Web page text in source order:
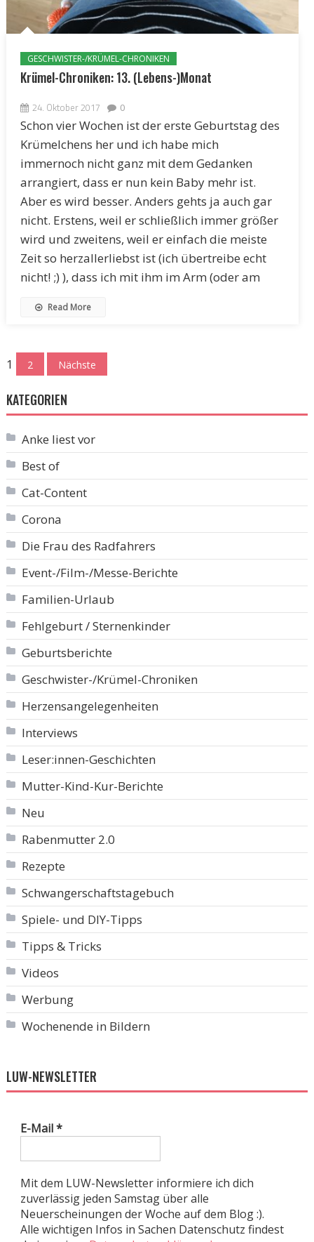
GESCHWISTER-/KRÜMEL-CHRONIKEN
Krümel-Chroniken: 13. (Lebens-)Monat
24. Oktober 2017 0
Schon vier Wochen ist der erste Geburtstag des
Krümelchens her und ich habe mich
immernoch nicht ganz mit dem Gedanken
arrangiert, dass er nun kein Baby mehr ist.
Aber es wird besser. Anders gehts ja auch gar
nicht. Erstens, weil er schließlich immer größer
wird und zweitens, weil er einfach die meiste
Zeit so herzallerliebst ist (ich übertreibe echt
nicht! ;) ), dass ich mit ihm im Arm (oder am
Read More
Seitennummerierung
Beiträge
1 2 Nächste
KATEGORIEN
Anke liest vor
Best of
Cat-Content
Corona
Die Frau des Radfahrers
Event-/Film-/Messe-Berichte
Familien-Urlaub
Fehlgeburt / Sternenkinder
Geburtsberichte
Geschwister-/Krümel-Chroniken
Herzensangelegenheiten
Interviews
Leser:innen-Geschichten
Mutter-Kind-Kur-Berichte
Neu
Rabenmutter 2.0
Rezepte
Schwangerschaftstagebuch
Spiele- und DIY-Tipps
Tipps & Tricks
Videos
Werbung
Wochenende in Bildern
LUW-NEWSLETTER
E-Mail*
Mit dem LUW-Newsletter informiere ich dich
zuverlässig jeden Samstag über alle
Neuerscheinungen der Woche auf dem Blog :).
Alle wichtigen Infos in Sachen Datenschutz findest